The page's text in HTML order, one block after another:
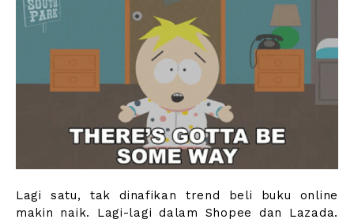
Lagi satu, tak dinafikan trend beli buku online
makin naik. Lagi-lagi dalam Shopee dan Lazada.